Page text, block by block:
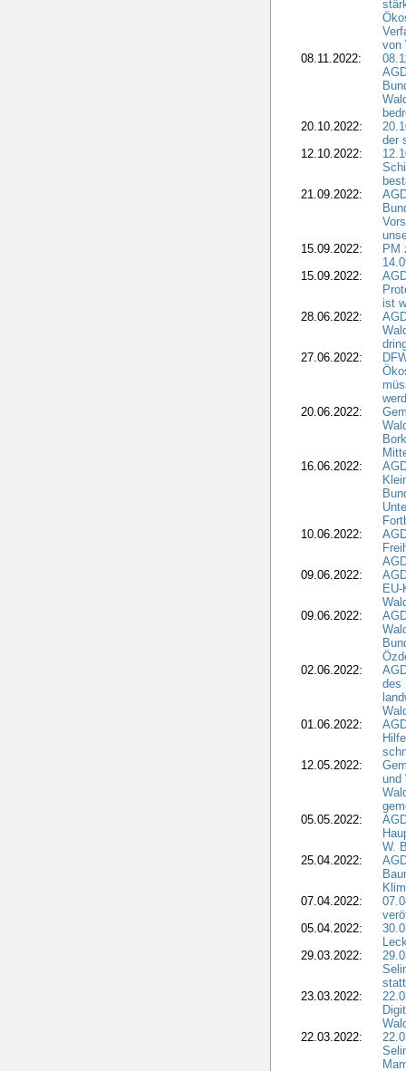
von
08.11.2022:
20.10.2022:
der
12.10.2022:
21.09.2022:
15.09.2022:
PM
15.09.2022:
ist
28.06.2022:
27.06.2022:
20.06.2022:
16.06.2022:
10.06.2022:
09.06.2022:
09.06.2022:
02.06.2022:
des
01.06.2022:
12.05.2022:
und
05.05.2022:
W.
25.04.2022:
07.04.2022:
05.04.2022:
29.03.2022:
23.03.2022:
22.03.2022: